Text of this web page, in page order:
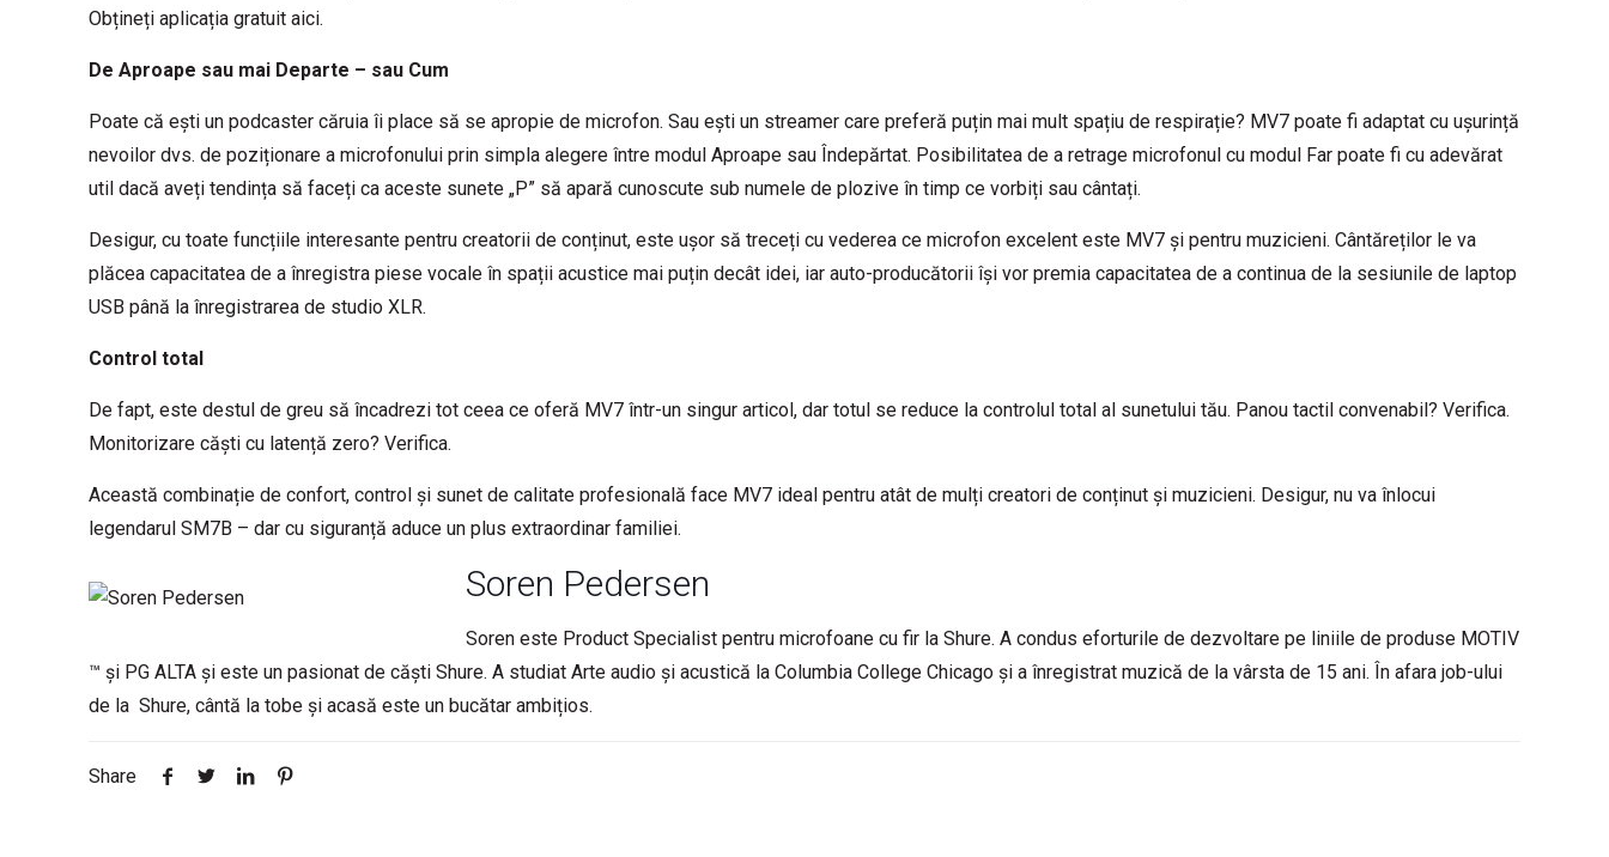
Obțineți aplicația gratuitaici.
De Aproape sau mai Departe – sau Cum
Poate că ești un podcaster căruia îi place să se apropie de microfon. Sau ești un streamer care preferă puțin mai mult spațiu de respirație? MV7 poate fi adaptat cu ușurință
nevoilor dvs. de poziționare a microfonului prin simpla alegere între modul Aproape sau Îndepărtat. Posibilitatea de a retrage microfonul cu modul Far poate fi cu adevărat
util dacă aveți tendința să faceți ca aceste sunete „P” să apară cunoscute sub numele de plozive în timp ce vorbiți sau cântați.
Desigur, cu toate funcțiile interesante pentru creatorii de conținut, este ușor să treceți cu vederea ce microfon excelent este MV7 și pentru muzicieni. Cântăreților le va
plăcea capacitatea de a înregistra piese vocale în spații acustice mai puțin decât idei, iar auto-producătorii își vor premia capacitatea de a continua de la sesiunile de laptop
USB până la înregistrarea de studio XLR.
Control total
De fapt, este destul de greu să încadrezi tot ceea ce oferă MV7 într-un singur articol, dar totul se reduce la controlul total al sunetului tău. Panou tactil convenabil? Verifica.
Monitorizare căști cu latență zero? Verifica.
Această combinație de confort, control și sunet de calitate profesională face MV7 ideal pentru atât de mulți creatori de conținut și muzicieni. Desigur, nu va înlocui
legendarul SM7B – dar cu siguranță aduce un plus extraordinar familiei.
Soren Pedersen
Soren este Product Specialist pentru microfoane cu fir la Shure. A condus eforturile de dezvoltare pe liniile de produse MOTIV
™ și PG ALTA și este un pasionat de căști Shure. A studiat Arte audio și acustică la Columbia College Chicago și a înregistrat muzică de la vârsta de 15 ani. În afara job-ului
de la Shure, cântă la tobe și acasă este un bucătar ambițios.
Share